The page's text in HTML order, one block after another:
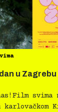
u Zagrebu
svima